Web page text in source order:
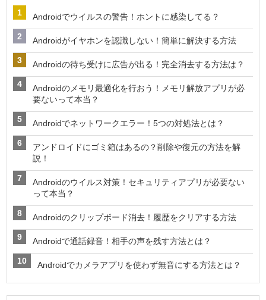
Androidでウイルスの警告！ホントに感染してる？
Androidがイヤホンを認識しない！簡単に解決する方法
Androidの待ち受けに広告が出る！完全消去する方法は？
Androidのメモリ最適化を行おう！メモリ解放アプリが必
要ないって本当？
Androidでネットワークエラー！5つの対処法とは？
アンドロイドにゴミ箱はあるの？削除や復元の方法を解
説！
Androidのウイルス対策！セキュリティアプリが必要ない
って本当？
Androidのクリップボード消去！履歴をクリアする方法
Androidで通話録音！相手の声を残す方法とは？
Androidでカメラアプリを使わず無音にする方法とは？